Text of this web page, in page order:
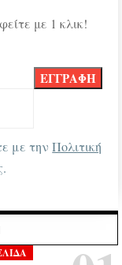
με 1 κλικ!
με τηνΠολιτική